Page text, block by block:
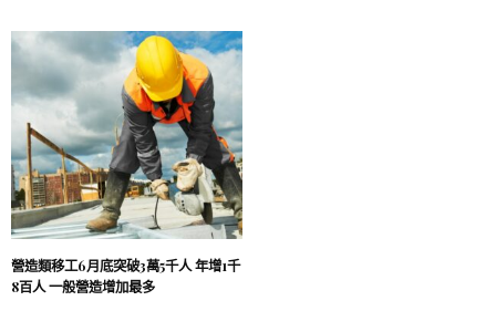
營造類移工6月底突破3萬5千人 年增1千
8百人 一般營造增加最多